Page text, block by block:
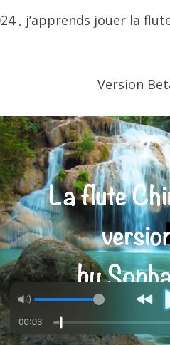
, j’apprends jouer la
Version